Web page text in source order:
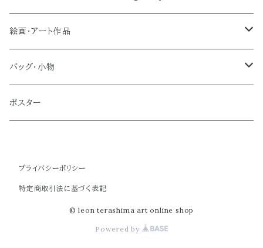
絵画・アート作品
大型作品
ノーマルサイズ（約Ａ２サイズ）
スモールサイズ
バッグ・小物
トートバッグ
ショルダーバッグ
ポスター
プライバシーポリシー
特定商取引法に基づく表記
© leon terashima art online shop
Powered by